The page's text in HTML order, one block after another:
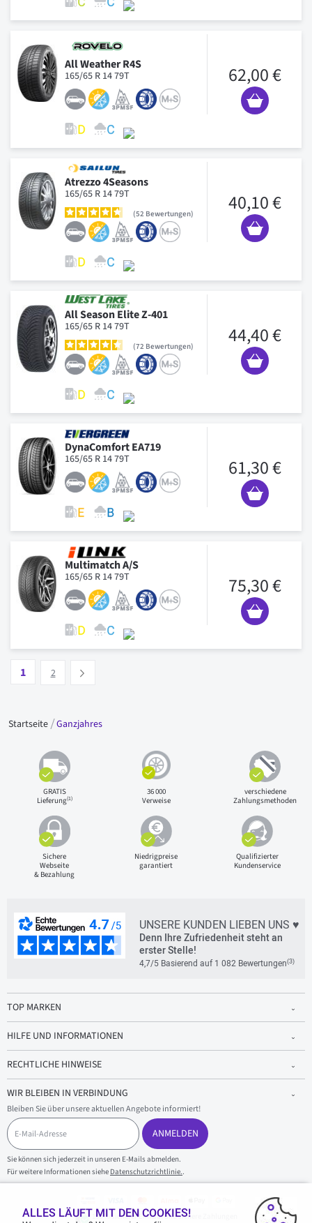
All Weather R4S
165/65 R 14 79T 62,00 €
Atrezzo 4Seasons
165/65 R 14 79T
52 Bewertungen 40,10 €
All Season Elite Z-401
165/65 R 14 79T
72 Bewertungen 44,40 €
DynaComfort EA719
165/65 R 14 79T 61,30 €
Multimatch A/S
165/65 R 14 79T 75,30 €
Vous lisez actuellement la page
1 2
Startseite Ganzjahres
GRATIS
Lieferung(1)
36 000
Verweise
verschiedene
Zahlungsmethoden
Sichere
Webseite
& Bezahlung
Niedrigpreise
garantiert
Qualifizierter
Kundenservice
UNSERE KUNDEN LIEBEN UNS ♥
Denn Ihre Zufriedenheit steht an
erster Stelle!
4,7/5 Basierend auf 1 082 Bewertungen(3)
TOP MARKEN
HILFE UND INFORMATIONEN
RECHTLICHE HINWEISE
WIR BLEIBEN IN VERBINDUNG
Bleiben Sie über unsere aktuellen Angebote informiert!
E
-
M
a
i
l
ANMELDEN
Sie können sich jederzeit in unseren E-Mails abmelden.
Für weitere Informationen siehe Datenschutzrichtlinie..
100 % sicherer Einkauf und sichere Zahlungen
ALLES LÄUFT MIT DEN COOKIES!